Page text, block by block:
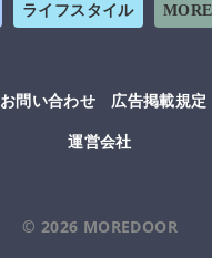
ライフスタイル
お問い合わせ 広告掲載規定
運営会社
© 2026 MOREDOOR